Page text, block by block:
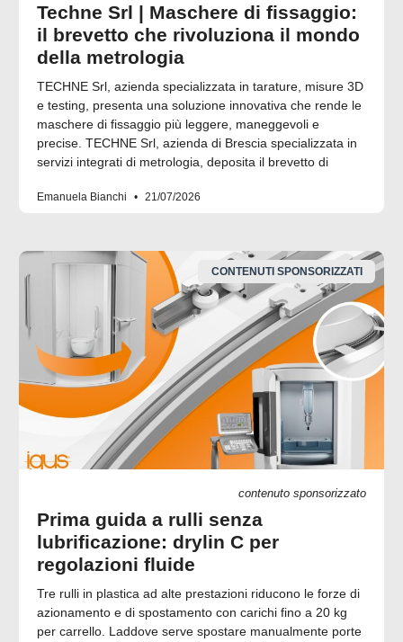
Techne Srl | Maschere di fissaggio:
il brevetto che rivoluziona il mondo
della metrologia
TECHNE Srl, azienda specializzata in tarature, misure 3D
e testing, presenta una soluzione innovativa che rende le
maschere di fissaggio più leggere, maneggevoli e
precise. TECHNE Srl, azienda di Brescia specializzata in
servizi integrati di metrologia, deposita il brevetto di
Emanuela Bianchi 21/07/2026
CONTENUTI SPONSORIZZATI
contenuto sponsorizzato
Prima guida a rulli senza
lubrificazione: drylin C per
regolazioni fluide
Tre rulli in plastica ad alte prestazioni riducono le forze di
azionamento e di spostamento con carichi fino a 20 kg
per carrello. Laddove serve spostare manualmente porte